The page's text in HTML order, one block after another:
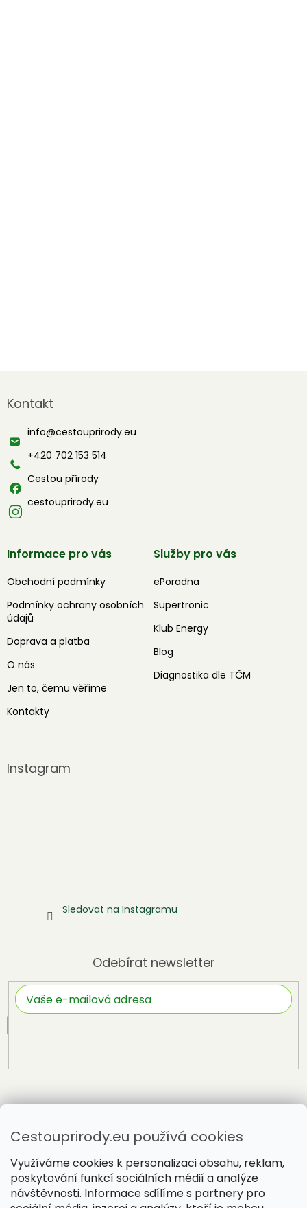
Cestouprirody.eu používá cookies
Využíváme cookies k personalizaci obsahu, reklam,
poskytování funkcí sociálních médií a analýze
návštěvnosti. Informace sdílíme s partnery pro
p
t
Kontakt
info@cestouprirody.eu
+420 702 153 514
Cestou přírody
cestouprirody.eu
Informace pro vás
Obchodní podmínky
Podmínky ochrany osobních
údajů
Doprava a platba
O nás
Jen to, čemu věříme
Kontakty
Služby pro vás
ePoradna
Supertronic
Klub Energy
Blog
Diagnostika dle TČM
Instagram
Sledovat na Instagramu
Odebírat newsletter